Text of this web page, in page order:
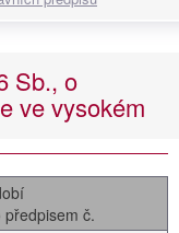
Sb., o
ve vysokém
č.